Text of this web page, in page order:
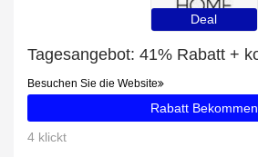
Deal
Besuchen Sie die Website
Rabatt Bekommen
4 klickt